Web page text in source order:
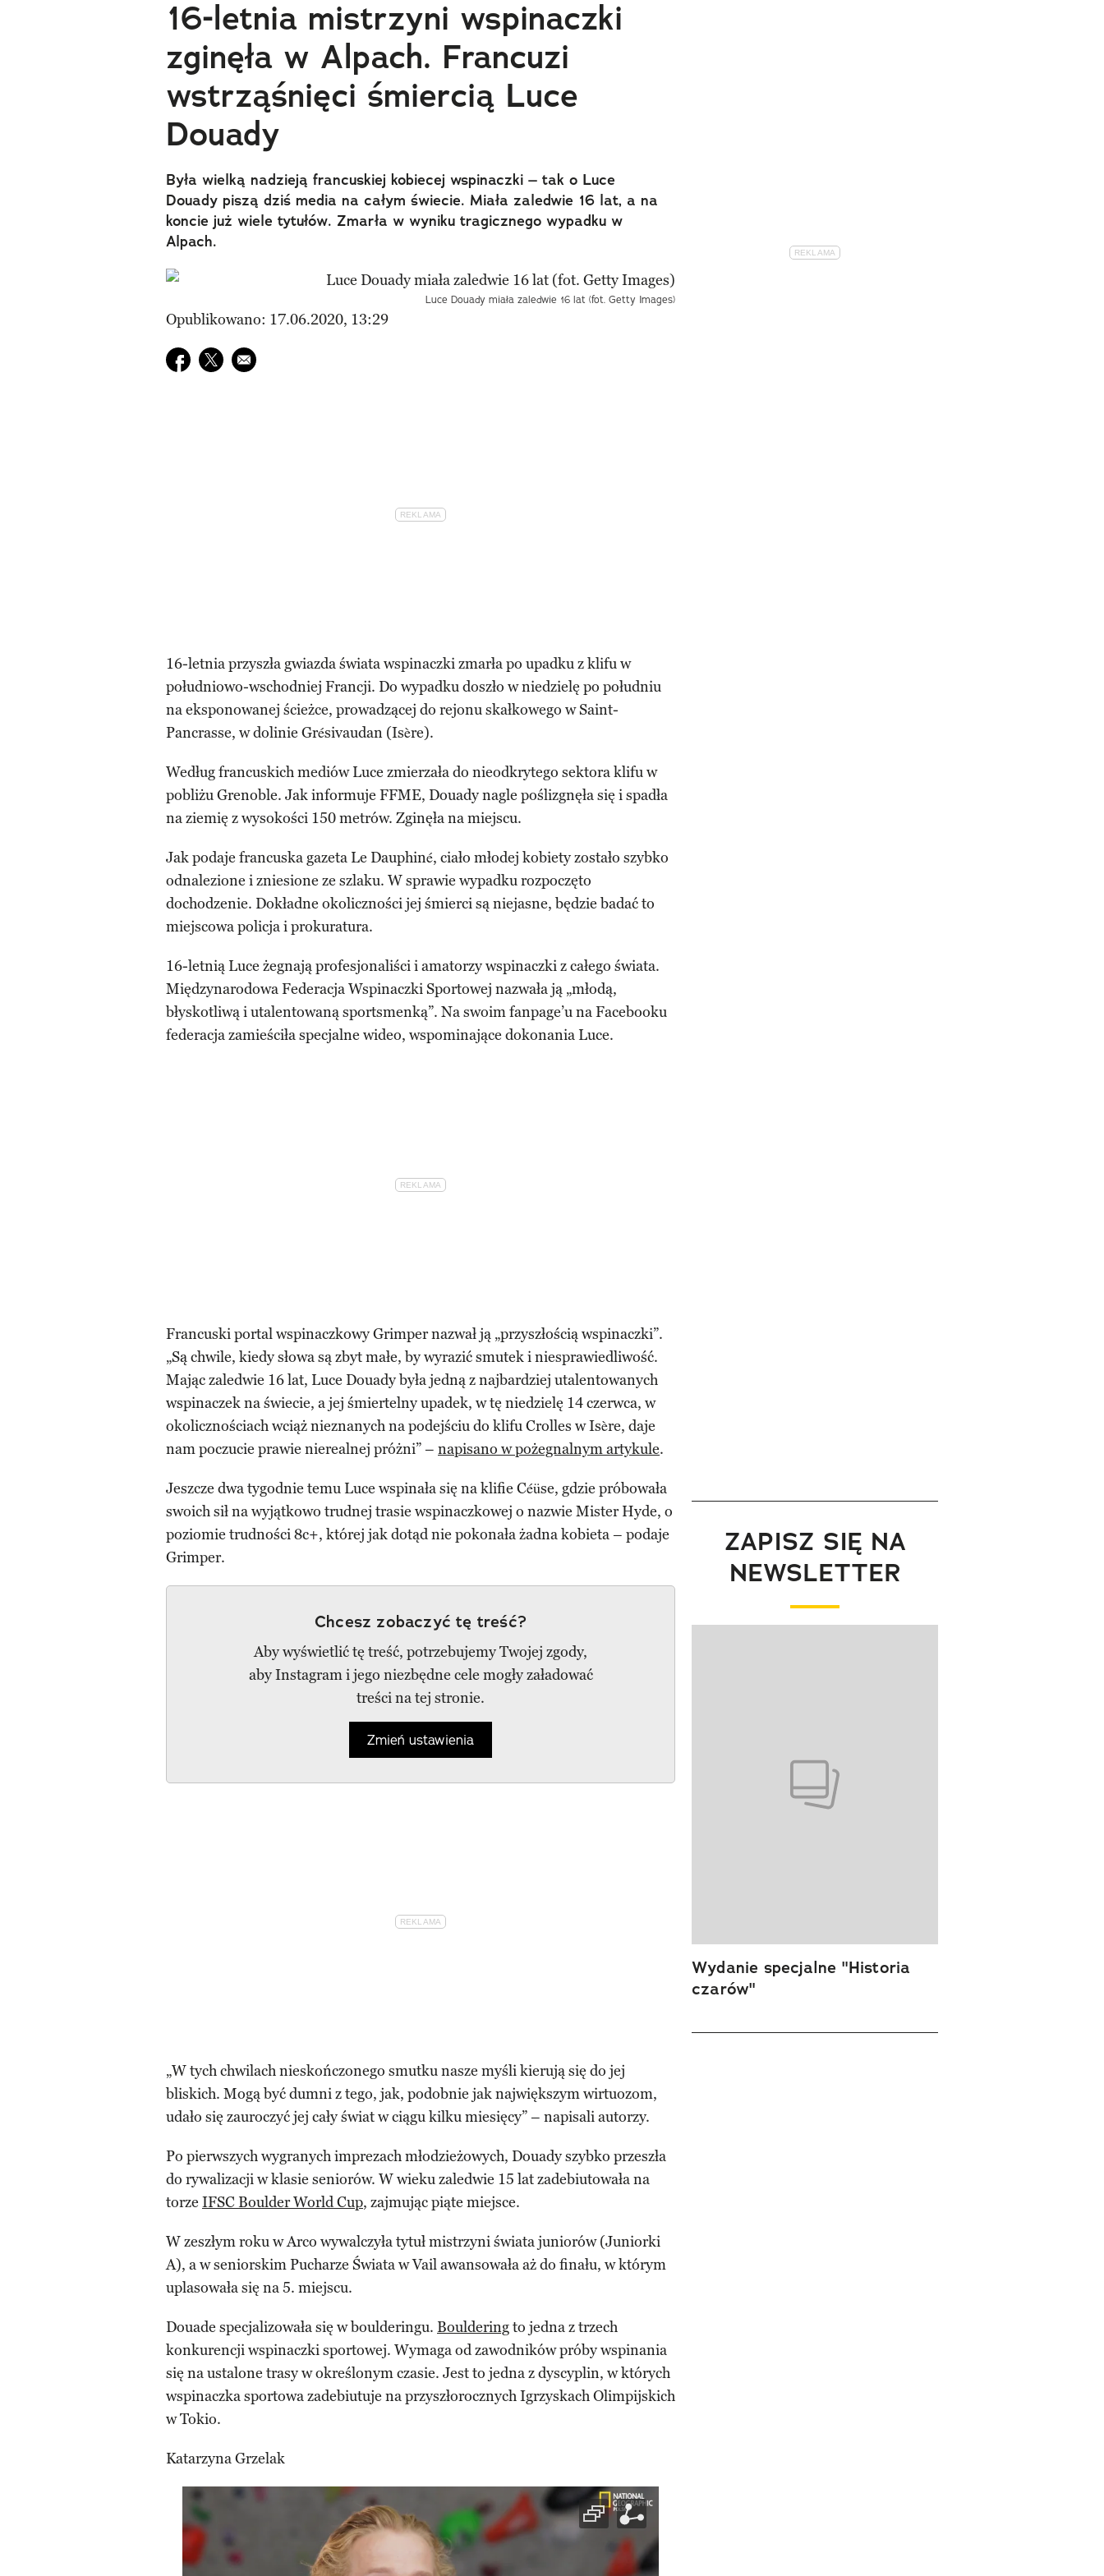
16-letnia mistrzyni wspinaczki
zginęła w Alpach. Francuzi
wstrząśnięci śmiercią Luce
Douady
Była wielką nadzieją francuskiej kobiecej wspinaczki – tak o Luce
Douady piszą dziś media na całym świecie. Miała zaledwie 16 lat, a na
koncie już wiele tytułów. Zmarła w wyniku tragicznego wypadku w
Alpach.
Luce Douady miała zaledwie 16 lat (fot. Getty Images)
Opublikowano: 17.06.2020, 13:29
Udostępnij na facebook
Udostępnij na twitter
E-mail do przyjaciela
16-letnia przyszła gwiazda świata wspinaczki zmarła po upadku z klifu w
południowo-wschodniej Francji. Do wypadku doszło w niedzielę po południu
na eksponowanej ścieżce, prowadzącej do rejonu skałkowego w Saint-
Pancrasse, w dolinie Grésivaudan (Isère).
Według francuskich mediów Luce zmierzała do nieodkrytego sektora klifu w
pobliżu Grenoble. Jak informuje FFME, Douady nagle poślizgnęła się i spadła
na ziemię z wysokości 150 metrów. Zginęła na miejscu.
Jak podaje francuska gazeta Le Dauphiné, ciało młodej kobiety zostało szybko
odnalezione i zniesione ze szlaku. W sprawie wypadku rozpoczęto
dochodzenie. Dokładne okoliczności jej śmierci są niejasne, będzie badać to
miejscowa policja i prokuratura.
16-letnią Luce żegnają profesjonaliści i amatorzy wspinaczki z całego świata.
Międzynarodowa Federacja Wspinaczki Sportowej nazwała ją „młodą,
błyskotliwą i utalentowaną sportsmenką”. Na swoim fanpage’u na Facebooku
federacja zamieściła specjalne wideo, wspominające dokonania Luce.
Francuski portal wspinaczkowy Grimper nazwał ją „przyszłością wspinaczki”.
„Są chwile, kiedy słowa są zbyt małe, by wyrazić smutek i niesprawiedliwość.
Mając zaledwie 16 lat, Luce Douady była jedną z najbardziej utalentowanych
wspinaczek na świecie, a jej śmiertelny upadek, w tę niedzielę 14 czerwca, w
okolicznościach wciąż nieznanych na podejściu do klifu Crolles w Isère, daje
nam poczucie prawie nierealnej próżni” – napisano w pożegnalnym artykule.
Jeszcze dwa tygodnie temu Luce wspinała się na klifie Céüse, gdzie próbowała
swoich sił na wyjątkowo trudnej trasie wspinaczkowej o nazwie Mister Hyde, o
poziomie trudności 8c+, której jak dotąd nie pokonała żadna kobieta – podaje
Grimper.
Chcesz zobaczyć tę treść?
Aby wyświetlić tę treść, potrzebujemy Twojej zgody,
aby Instagram i jego niezbędne cele mogły załadować
treści na tej stronie.
Zmień ustawienia
„W tych chwilach nieskończonego smutku nasze myśli kierują się do jej
bliskich. Mogą być dumni z tego, jak, podobnie jak największym wirtuozom,
udało się zauroczyć jej cały świat w ciągu kilku miesięcy” – napisali autorzy.
Po pierwszych wygranych imprezach młodzieżowych, Douady szybko przeszła
do rywalizacji w klasie seniorów. W wieku zaledwie 15 lat zadebiutowała na
torze IFSC Boulder World Cup, zajmując piąte miejsce.
W zeszłym roku w Arco wywalczyła tytuł mistrzyni świata juniorów (Juniorki
A), a w seniorskim Pucharze Świata w Vail awansowała aż do finału, w którym
uplasowała się na 5. miejscu.
Douade specjalizowała się w boulderingu. Boulderingto jedna z trzech
konkurencji wspinaczki sportowej. Wymaga od zawodników próby wspinania
się na ustalone trasy w określonym czasie. Jest to jedna z dyscyplin, w których
wspinaczka sportowa zadebiutuje na przyszłorocznych Igrzyskach Olimpijskich
w Tokio.
Katarzyna Grzelak
ZAPISZ SIĘ NA
NEWSLETTER
Wydanie specjalne "Historia
czarów"